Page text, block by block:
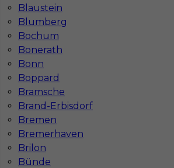
Blaustein
Blumberg
Bochum
Bonerath
Bonn
Boppard
Bramsche
Brand-Erbisdorf
Bremen
Bremerhaven
Brilon
Bünde
Praca Augsburg
Praca Hamburg
Praca Berlin
Praca Hannover
Praca Dortmund
Praca Magdeburg